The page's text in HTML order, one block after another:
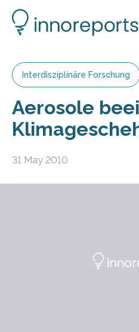
Interdisziplinäre Forschung
Aerosole
31 May 2010